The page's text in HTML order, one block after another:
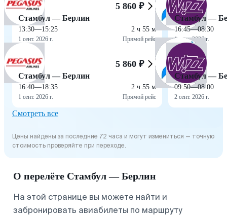
5 860 ₽
Стамбул — Берлин
13:30—15:25
1 сент. 2026 г.
2 ч 55 м
Прямой рейс
5 860 ₽
Стамбул — Берлин
16:40—18:35
1 сент. 2026 г.
2 ч 55 м
Прямой рейс
Стамбул —
16:45—08:30
1 сент. 2026 г.
Стамбул —
09:50—08:00
2 сент. 2026 г.
Смотреть все
Цены найдены за последние 72 часа и могут измениться — точную
стоимость проверяйте при переходе.
О перелёте Стамбул — Берлин
На этой странице вы можете найти и
забронировать авиабилеты по маршруту